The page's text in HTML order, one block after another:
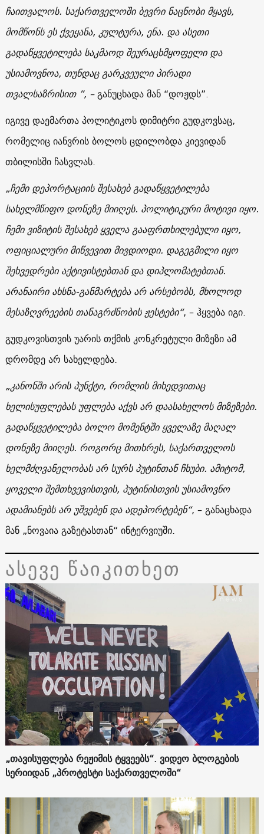
ჩაითვალოს. საქართველოში ბევრი ნაცნობი მყავს,
მომწონს ეს ქვეყანა, კულტურა, ენა. და ასეთი
გადაწყვეტილება საკმაოდ შეურაცხმყოფელი და
უსიამოვნოა, თუნდაც გარკვეული პირადი
თვალსაზრისით ”, –განუცხადა მან “დოჟდს”.
იგივე დაემართა პოლიტიკოს დიმიტრი გუდკოვსაც,
რომელიც იანვრის ბოლოს ცდილობდა კიევიდან
თბილისში ჩასვლას.
„ჩემი დეპორტაციის შესახებ გადაწყვეტილება
სახელმწიფო დონეზე მიიღეს. პოლიტიკური მოტივი იყო.
ჩემი ვიზიტის შესახებ ყველა გააფრთხილებული იყო,
ოფიციალური მიწვევით მივდიოდი. დაგეგმილი იყო
შეხვედრები აქტივისტებთან და დიპლომატებთან.
არანაირი ახსნა-განმარტება არ არსებობს, მხოლოდ
მესაზღვრეების თანაგრძნობის ჟესტები“, – ჰყვება იგი.
გუდკოვისთვის უარის თქმის კონკრეტული მიზეზი ამ
დრომდე არ სახელდება.
„კანონში არის პუნქტი, რომლის მიხედვითაც
ხელისუფლებას უფლება აქვს არ დაასახელოს მიზეზები.
გადაწყვეტილება ბოლო მომენტში ყველაზე მაღალ
დონეზე მიიღეს. როგორც მითხრეს, საქართველოს
ხელმძღვანელობას არ სურს პუტინთან ჩხუბი. ამიტომ,
ყოველი შემთხვევისთვის, პუტინისთვის უსიამოვნო
ადამიანებს არ უშვებენ და ადეპორტებენ“, – განაცხადა
მან „ნოვაია გაზეტასთან“ ინტერვიუში.
ასევე წაიკითხეთ
„თავისუფლება რეჟიმის ტყვეებს“. ვიდეო ბლოგების
სერიიდან „პროტესტი საქართველოში“